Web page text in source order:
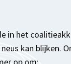
in het
kan blijken.